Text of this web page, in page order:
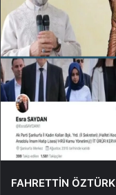
FAHRETTİN ÖZTÜRK